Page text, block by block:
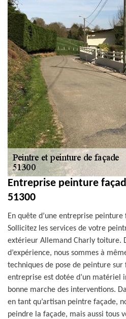
Entreprise peinture
51300
En quête d’une entreprise
Sollicitez les services de votre
extérieur Allemand Charly toiture.
d’expérience, nous sommes à
techniques de pose de peinture sur
entreprise est dotée d’un matériel
bonne marche des interventions.
en tant qu’artisan peintre façade,
peindre la façade, mais aussi tous